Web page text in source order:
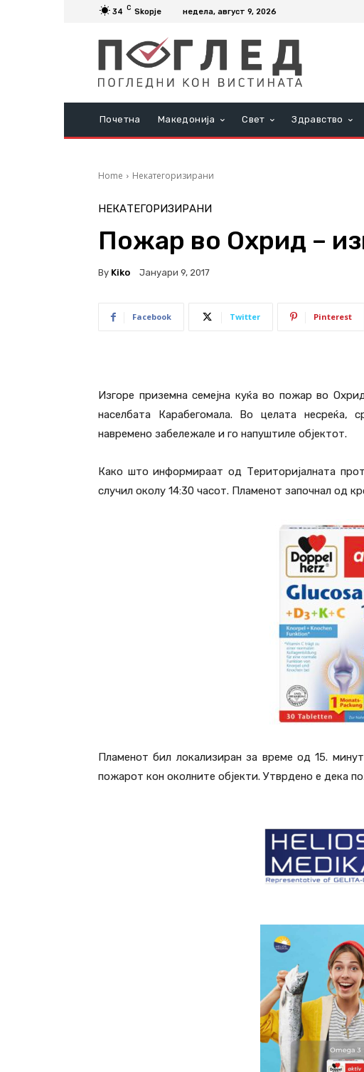
34 C Skopje недела, август 9, 2026
Почетна Македонија Свет Здравство
Home Некатегоризирани
НЕКАТЕГОРИЗИРАНИ
Пожар во Охрид –
By Kiko Јануари 9, 2017
Facebook Twitter Pinterest
Изгоре приземна семејна куќа во пожар во
населбата Карабегомала. Во целата
навремено забележале и го напуштиле објектот.
Како што информираат од Територијалната
случил околу 14:30 часот. Пламенот започнал од
Пламенот бил локализиран за време од 15.
пожарот кон околните објекти. Утврдено е дека